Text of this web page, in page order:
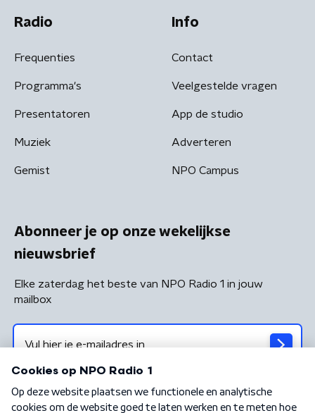
Radio
Frequenties
Programma's
Presentatoren
Muziek
Gemist
Info
Contact
Veelgestelde vragen
App de studio
Adverteren
NPO Campus
Abonneer je op onze wekelijkse
nieuwsbrief
Elke zaterdag het beste van NPO Radio 1 in jouw
mailbox